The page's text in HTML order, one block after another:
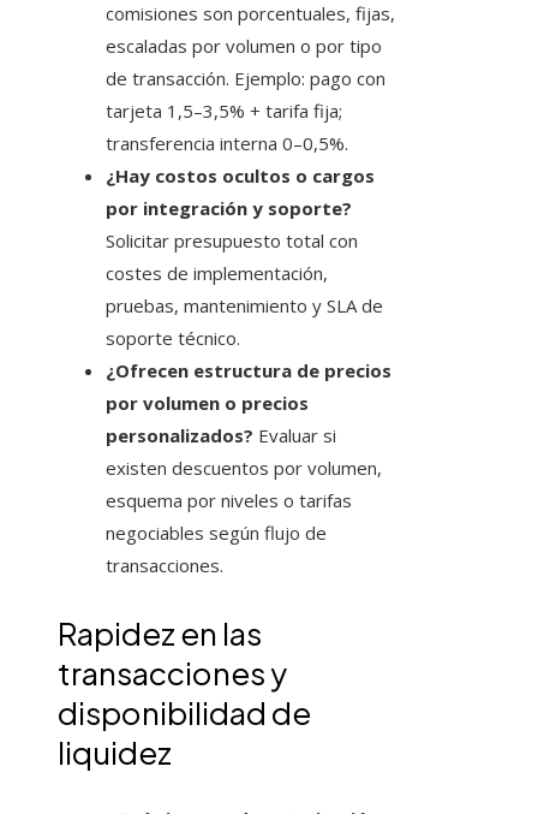
comisiones son porcentuales, fijas,
escaladas por volumen o por tipo
de transacción. Ejemplo: pago con
tarjeta 1,5–3,5% + tarifa fija;
transferencia interna 0–0,5%.
¿Hay costos ocultos o cargos
por integración y soporte?
Solicitar presupuesto total con
costes de implementación,
pruebas, mantenimiento y SLA de
soporte técnico.
¿Ofrecen estructura de precios
por volumen o precios
personalizados? Evaluar si
existen descuentos por volumen,
esquema por niveles o tarifas
negociables según flujo de
transacciones.
Rapidez en las
transacciones y
disponibilidad de
liquidez